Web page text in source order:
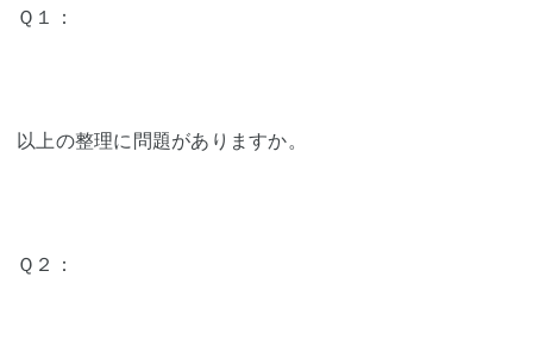
Ｑ１：
以上の整理に問題がありますか。
Ｑ２：